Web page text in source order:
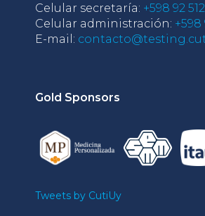
Celular secretaría: +598 92
Celular administración: +598
E-mail:
Gold Sponsors
Tweets by CutiUy